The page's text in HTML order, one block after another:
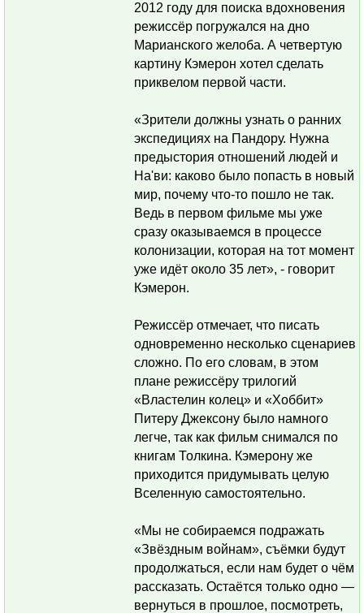
2012 году для поиска вдохновения
режиссёр погружался на дно
Марианского желоба. А четвертую
картину Кэмерон хотел сделать
приквелом первой части.
«Зрители должны узнать о ранних
экспедициях на Пандору. Нужна
предыстория отношений людей и
На'ви: каково было попасть в новый
мир, почему что-то пошло не так.
Ведь в первом фильме мы уже
сразу оказываемся в процессе
колонизации, которая на тот момент
уже идёт около 35 лет», - говорит
Кэмерон.
Режиссёр отмечает, что писать
одновременно несколько сценариев
сложно. По его словам, в этом
плане режиссёру трилогий
«Властелин колец» и «Хоббит»
Питеру Джексону было намного
легче, так как фильм снимался по
книгам Толкина. Кэмерону же
приходится придумывать целую
Вселенную самостоятельно.
«Мы не собираемся подражать
«Звёздным войнам», съёмки будут
продолжаться, если нам будет о чём
рассказать. Остаётся только одно —
вернуться в прошлое, посмотреть,